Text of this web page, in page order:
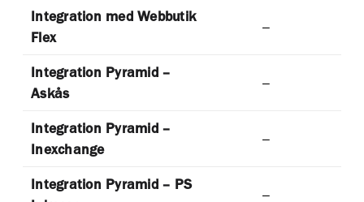
Integration med Webbutik
Flex
–
Integration Pyramid –
Askås
–
Integration Pyramid –
Inexchange
–
Integration Pyramid – PS
–